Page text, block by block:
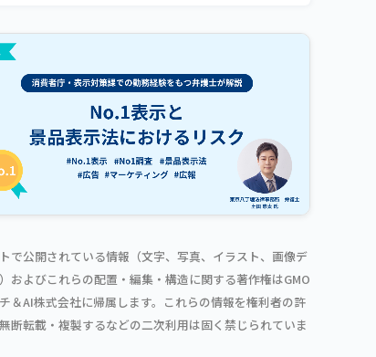
で公開されている情報（文字、写真、イラスト、画像デ
およびこれらの配置・編集・構造に関する著作権はGMO
＆AI株式会社に帰属します。これらの情報を権利者の許
断転載・複製するなどの二次利用は固く禁じられていま